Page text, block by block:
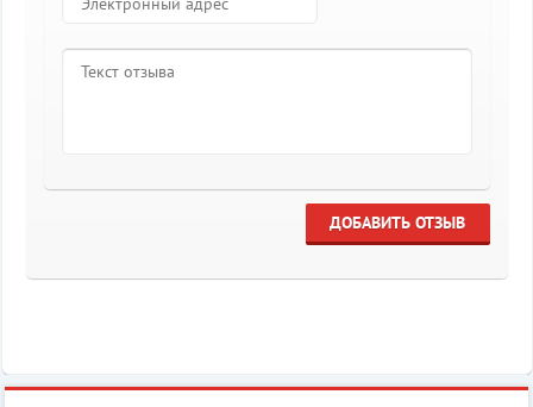
ДОБАВИТЬ ОТЗЫВ